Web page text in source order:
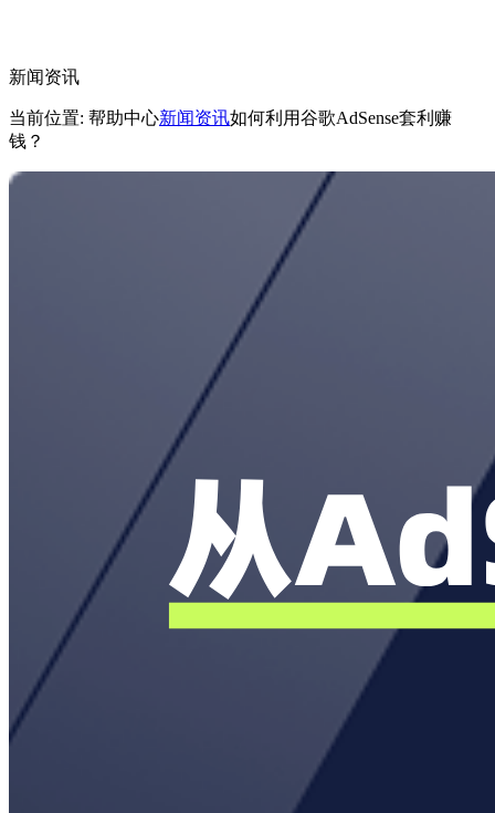
新闻资讯
当前位置: 帮助中心新闻资讯如何利用谷歌AdSense套利赚
钱？